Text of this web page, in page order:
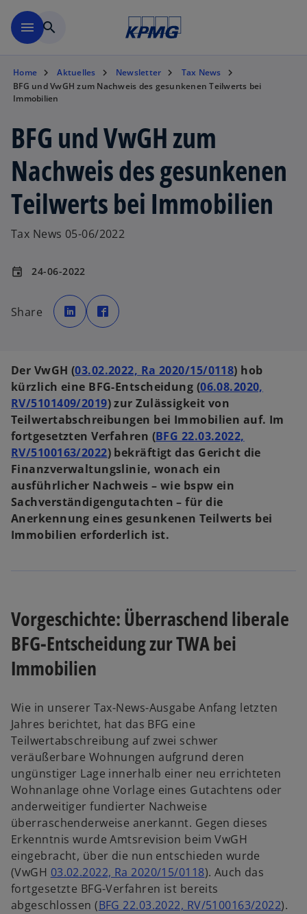
menu search
Home Aktuelles Newsletter
Tax News
BFG und VwGH zum Nachweis des gesunkenen Teilwerts bei
Immobilien
BFG und VwGH zum
Nachweis des gesunkenen
Teilwerts bei Immobilien
Tax News 05-06/2022
event 24-06-2022
Share
w
i
r
d
n
e
r
n
e
u
e
n
R
e
g
i
s
t
r
k
a
t
e
g
i
r
n
e
r
n
u
n
R
e
i
s
t
r
a
r
t
g
Der VwGH (03.02.2022, Ra 2020/15/0118) hob
kürzlich eine BFG-Entscheidung (06.08.2020,
RV/5101409/2019) zur Zulässigkeit von
Teilwertabschreibungen bei Immobilien auf. Im
fortgesetzten Verfahren (BFG 22.03.2022,
RV/5100163/2022) bekräftigt das Gericht die
Finanzverwaltungslinie, wonach ein
ausführlicher Nachweis – wie bspw ein
Sachverständigengutachten – für die
Anerkennung eines gesunkenen Teilwerts bei
Immobilien erforderlich ist.
Vorgeschichte: Überraschend liberale
BFG-Entscheidung zur TWA bei
Immobilien
Wie in unserer Tax-News-Ausgabe Anfang letzten
Jahres berichtet, hat das BFG eine
Teilwertabschreibung auf zwei schwer
veräußerbare Wohnungen aufgrund deren
ungünstiger Lage innerhalb einer neu errichteten
Wohnanlage ohne Vorlage eines Gutachtens oder
anderweitiger fundierter Nachweise
überraschenderweise anerkannt. Gegen dieses
Erkenntnis wurde Amtsrevision beim VwGH
eingebracht, über die nun entschieden wurde
(VwGH 03.02.2022, Ra 2020/15/0118). Auch das
fortgesetzte BFG-Verfahren ist bereits
abgeschlossen (BFG 22.03.2022, RV/5100163/2022).